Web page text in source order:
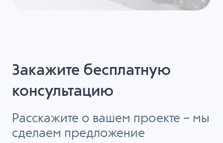
Закажите бесплатную
консультацию
Расскажите о вашем проекте – мы
сделаем предложение